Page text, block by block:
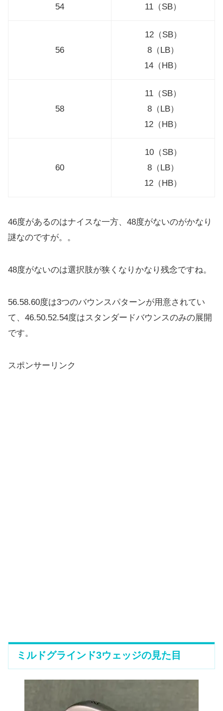
54 11（SB）
56
12（SB）
8（LB）
14（HB）
58
11（SB）
8（LB）
12（HB）
60
10（SB）
8（LB）
12（HB）
46度があるのはナイスな一方、48度がないのがかなり
謎なのですが。。
48度がないのは選択肢が狭くなりかなり残念ですね。
56.58.60度は3つのバウンスパターンが用意されてい
て、 46.50.52.54度はスタンダードバウンスのみの展開
です。
スポンサーリンク
ミルドグラインド3ウェッジの見た目